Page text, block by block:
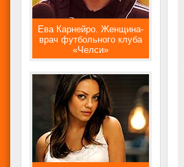
Ева Карнейро. Женщина-
врач футбольного клуба
«Челси»